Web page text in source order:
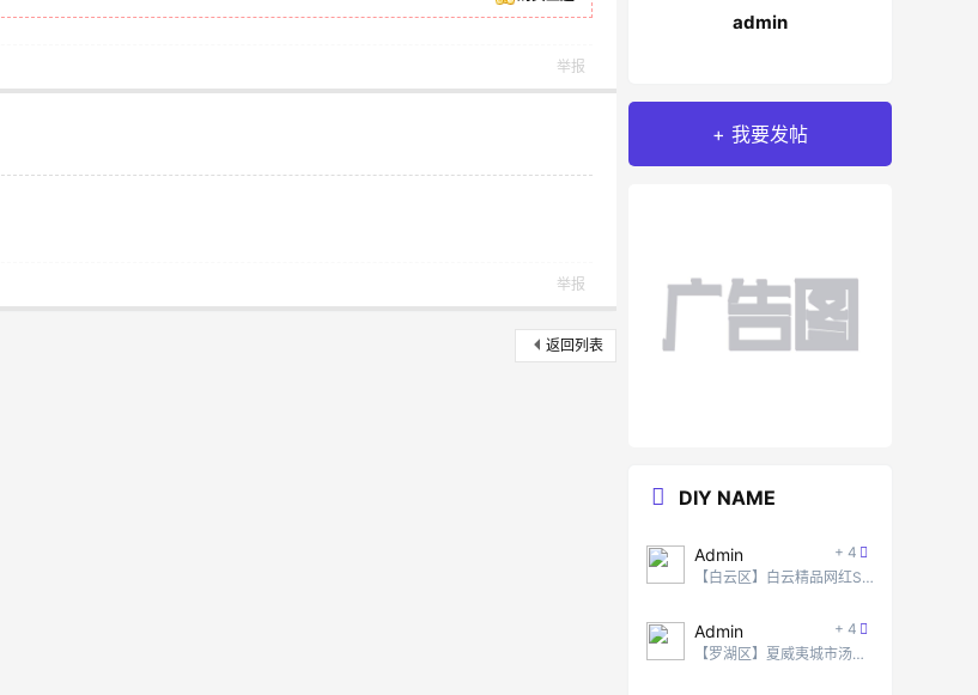
举报
举报
返回列表
admin
+ 我要发帖
DIY NAME
Admin
+ 4
【白云区】白云精品网红SPA #5
Admin
+ 4
【罗湖区】夏威夷城市汤泉 #2